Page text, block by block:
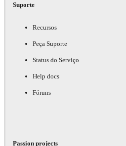
Suporte
Recursos
Peça Suporte
Status do Serviço
Help docs
Fóruns
Passion projects